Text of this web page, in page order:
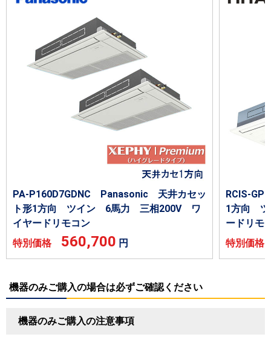
PA-P160D7GDNC Panasonic 天井カセッ
ト形1方向 ツイン 6馬力 三相200V ワ
イヤードリモコン
特別価格 560,700 円
RCIS-
1方向
ードリモ
特別価
機器のみご購入の場合は必ずご確認ください
機器のみご購入の注意事項